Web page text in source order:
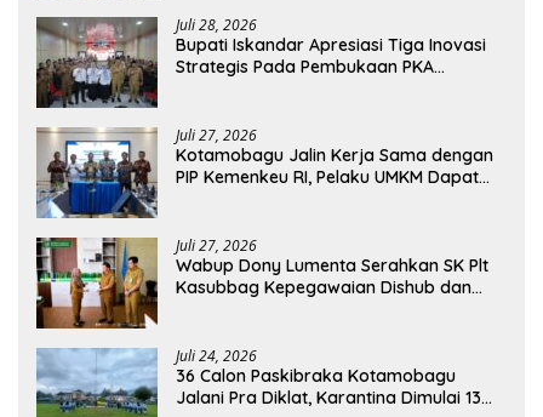
Juli 28, 2026
Bupati Iskandar Apresiasi Tiga Inovasi
Strategis Pada Pembukaan PKA
Juli 27, 2026
Kotamobagu Jalin Kerja Sama dengan
PIP Kemenkeu RI, Pelaku UMKM Dapat
Juli 27, 2026
Wabup Dony Lumenta Serahkan SK Plt
Kasubbag Kepegawaian Dishub dan
Juli 24, 2026
36 Calon Paskibraka Kotamobagu
Jalani Pra Diklat, Karantina Dimulai 13